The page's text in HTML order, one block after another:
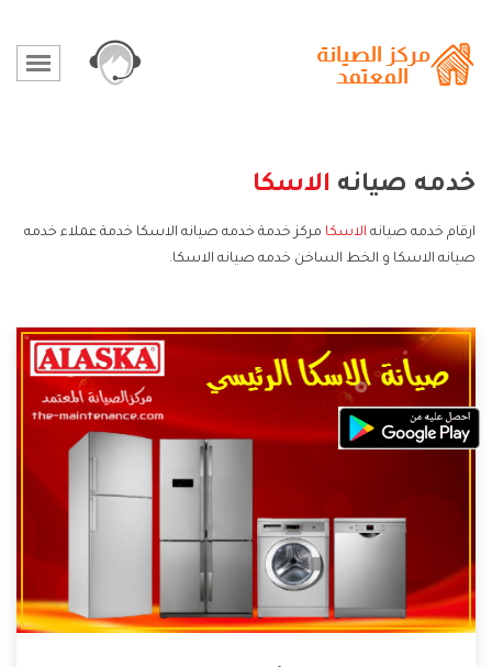
خدمه صيانه الاسكا
ارقام خدمه صيانه الاسكا مركز خدمة خدمه صيانه الاسكا خدمة عملاء خدمه
صيانه الاسكا و الخط الساخن خدمه صيانه الاسكا.